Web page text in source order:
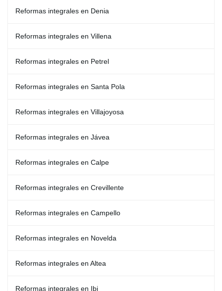
Reformas integrales en Denia
Reformas integrales en Villena
Reformas integrales en Petrel
Reformas integrales en Santa Pola
Reformas integrales en Villajoyosa
Reformas integrales en Jávea
Reformas integrales en Calpe
Reformas integrales en Crevillente
Reformas integrales en Campello
Reformas integrales en Novelda
Reformas integrales en Altea
Reformas integrales en Ibi